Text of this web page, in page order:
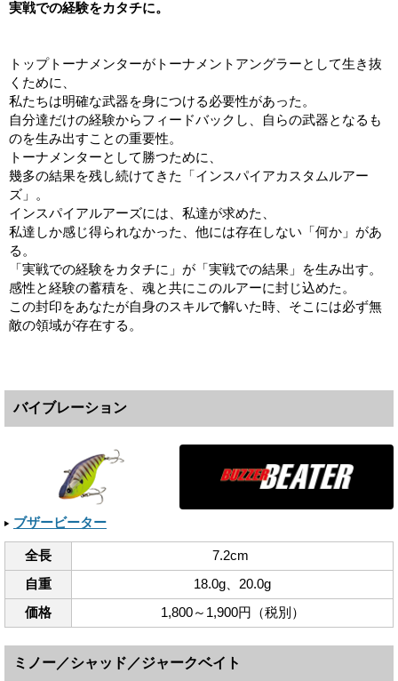
実戦での経験をカタチに。
トップトーナメンターがトーナメントアングラーとして生き抜
くために、
私たちは明確な武器を身につける必要性があった。
自分達だけの経験からフィードバックし、自らの武器となるも
のを生み出すことの重要性。
トーナメンターとして勝つために、
幾多の結果を残し続けてきた「インスパイアカスタムルアー
ズ」。
インスパイアルアーズには、私達が求めた、
私達しか感じ得られなかった、他には存在しない「何か」があ
る。
「実戦での経験をカタチに」が「実戦での結果」を生み出す。
感性と経験の蓄積を、魂と共にこのルアーに封じ込めた。
この封印をあなたが自身のスキルで解いた時、そこには必ず無
敵の領域が存在する。
バイブレーション
ブザービーター
全長
7.2cm
自重
18.0g、​20.0g
価格
1,800～1,900円（税別）
ミノー／シャッド／ジャークベイト